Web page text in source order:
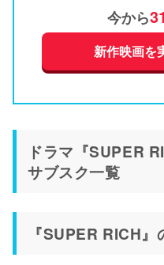
今から
新作映画を
ドラマ『SUPER
サブスク一覧
『SUPER RICH